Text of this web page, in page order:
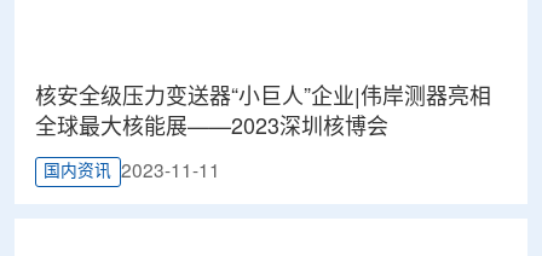
核安全级压力变送器“小巨人”企业|伟岸测器亮相
全球最大核能展——2023深圳核博会
国内资讯 2023-11-11